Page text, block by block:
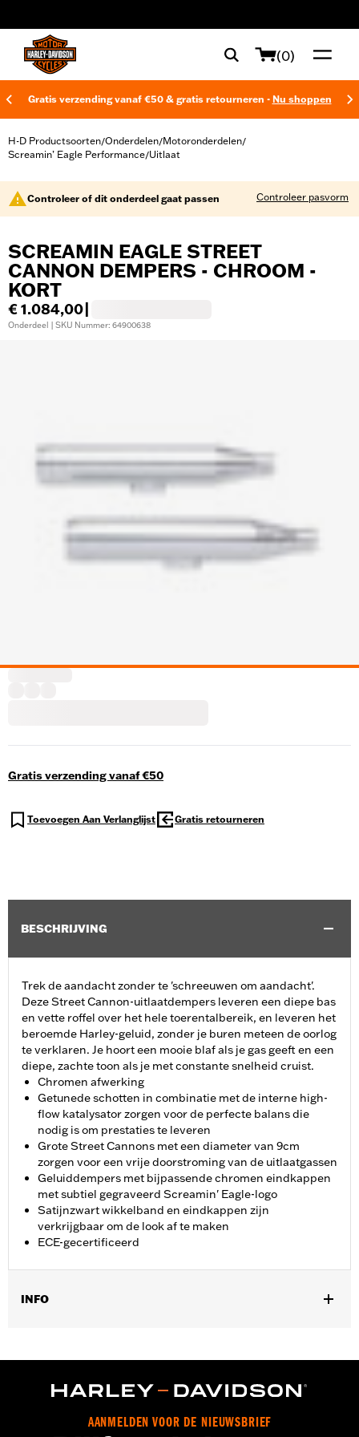
(0)
Gratis verzending vanaf €50 & gratis retourneren - Nu shoppen
H-D Productsoorten/Onderdelen/Motoronderdelen/
Screamin’ Eagle Performance/Uitlaat
Controleer of dit onderdeel gaat passen Controleer pasvorm
SCREAMIN EAGLE STREET
CANNON DEMPERS - CHROOM -
KORT
€ 1.084,00
Onderdeel | SKU Nummer: 64900638
Gratis verzending vanaf €50
Toevoegen Aan Verlanglijst Gratis retourneren
BESCHRIJVING
Trek de aandacht zonder te 'schreeuwen om aandacht'.
Deze Street Cannon-uitlaatdempers leveren een diepe bas
en vette roffel over het hele toerentalbereik, en leveren het
beroemde Harley-geluid, zonder je buren meteen de oorlog
te verklaren. Je hoort een mooie blaf als je gas geeft en een
diepe, zachte toon als je met constante snelheid cruist.
Chromen afwerking
Getunede schotten in combinatie met de interne high-
flow katalysator zorgen voor de perfecte balans die
nodig is om prestaties te leveren
Grote Street Cannons met een diameter van 9cm
zorgen voor een vrije doorstroming van de uitlaatgassen
Geluiddempers met bijpassende chromen eindkappen
met subtiel gegraveerd Screamin' Eagle-logo
Satijnzwart wikkelband en eindkappen zijn
verkrijgbaar om de look af te maken
ECE-gecertificeerd
INFO
eindkappen. Installatie vereist afzonderlijke aankoop van de
demperklemmen P/N 65900012 (aantal: 2) en de
uitlaatpakkingen P/N 65900017 (aantal: 2).
AANMELDEN VOOR DE NIEUWSBRIEF